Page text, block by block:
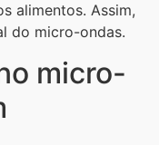
alimentos. Assim,
do micro-ondas.
micro-